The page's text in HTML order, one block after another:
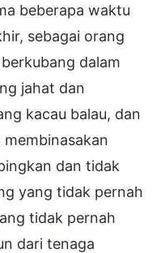
beberapa waktu
sebagai orang
dalam
jahat dan
kacau balau, dan
dan tidak
yang tidak pernah
tidak pernah
dari tenaga